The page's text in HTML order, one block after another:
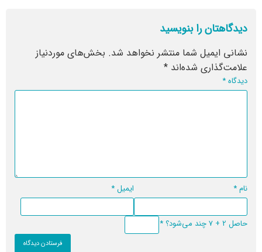
دیدگاهتان را بنویسید
نشانی ایمیل شما منتشر نخواهد شد. بخش‌های موردنیاز
علامت‌گذاری شده‌اند *
دیدگاه*
نام* ایمیل*
حاصل 2 + 7 چند می‌شود؟ *